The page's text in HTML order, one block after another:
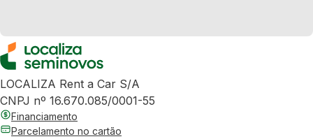
LOCALIZA Rent a Car S/A
CNPJ nº 16.670.085/0001-55
Financiamento
Parcelamento no cartão